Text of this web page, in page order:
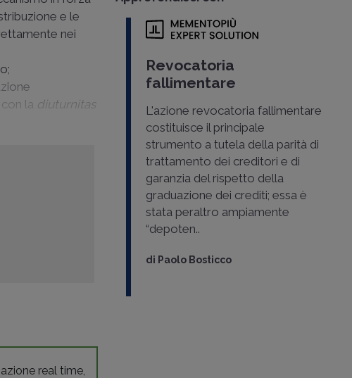
e le
nei
la diuturnitas
real time,
Revocatoria
fallimentare
L'azione revocatoria fallimentare
costituisce il principale
strumento a tutela della parità di
trattamento dei creditori e di
garanzia del rispetto della
graduazione dei crediti; essa è
stata peraltro ampiamente
“depoten..
di Paolo Bosticco